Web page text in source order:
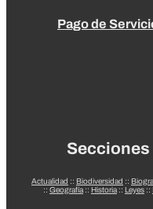
Pago de
Secciones
Actualidad :: Biodiversidad ::
:: Geografía :: Historia :: Leyes ::